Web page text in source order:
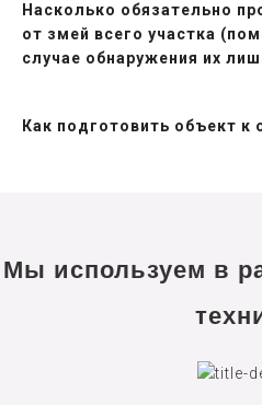
Насколько обязательно
от змей всего участка
случае обнаружения их
Как подготовить объект к
Мы используем в